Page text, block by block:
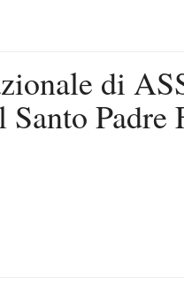
di
Padre